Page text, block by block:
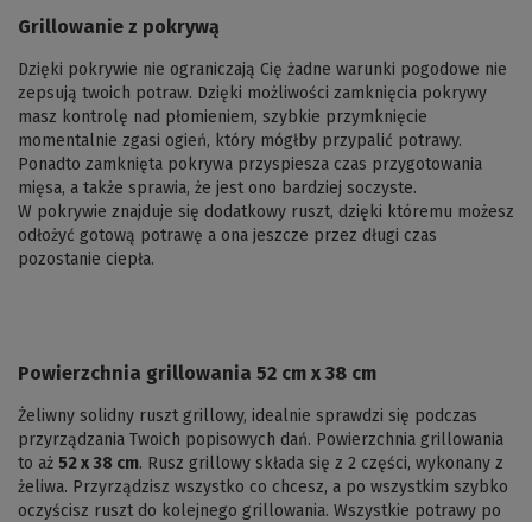
Grillowanie z pokrywą
Dzięki pokrywie nie ograniczają Cię żadne warunki pogodowe nie
zepsują twoich potraw. Dzięki możliwości zamknięcia pokrywy
masz kontrolę nad płomieniem, szybkie przymknięcie
momentalnie zgasi ogień, który mógłby przypalić potrawy.
Ponadto zamknięta pokrywa przyspiesza czas przygotowania
mięsa, a także sprawia, że jest ono bardziej soczyste.
W pokrywie znajduje się dodatkowy ruszt, dzięki któremu możesz
odłożyć gotową potrawę a ona jeszcze przez długi czas
pozostanie ciepła.
Powierzchnia grillowania 52 cm x 38 cm
Żeliwny solidny ruszt grillowy, idealnie sprawdzi się podczas
przyrządzania Twoich popisowych dań. Powierzchnia grillowania
to aż 52 x 38 cm. Rusz grillowy składa się z 2 części, wykonany z
żeliwa. Przyrządzisz wszystko co chcesz, a po wszystkim szybko
oczyścisz ruszt do kolejnego grillowania. Wszystkie potrawy po